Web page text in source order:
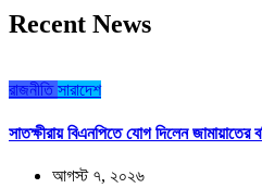
Recent News
রাজনীতি সারাদেশ
সাতক্ষীরায় বিএনপিতে যোগ দিলেন
আগস্ট ৭, ২০২৬